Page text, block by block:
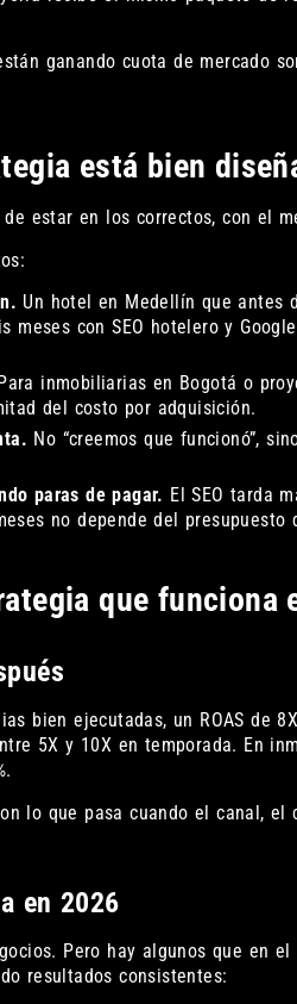
ganando cuota de mercado
está bien
estar en los correctos, con el
Un hotel en Medellín que antes
meses con SEO hotelero y
Para inmobiliarias en Bogotá o
del costo por adquisición.
No “creemos que funcionó”,
paras de pagar. El SEO tarda
no depende del presupuesto
que funciona
bien ejecutadas, un ROAS de
5X y 10X en temporada. En
lo que pasa cuando el canal,
en 2026
Pero hay algunos que en
resultados consistentes: